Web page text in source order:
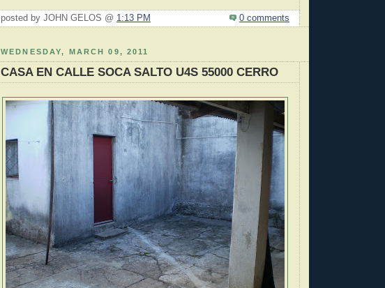
posted by JOHN GELOS @ 1:13 PM 0 comments
WEDNESDAY, MARCH 09, 2011
CASA EN CALLE SOCA SALTO U4S 55000 CERRO